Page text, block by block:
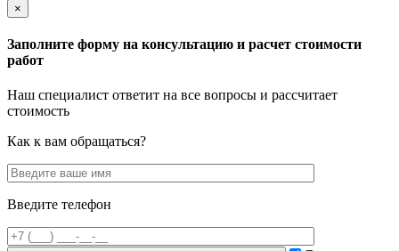
×
Заполните форму на консультацию и расчет стоимости
работ
Наш специалист ответит на все вопросы и рассчитает
стоимость
Как к вам обращаться?
Введите телефон